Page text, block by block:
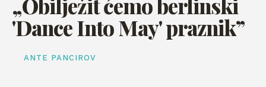
'Dance Into May' praznik”
ANTE PANCIROV